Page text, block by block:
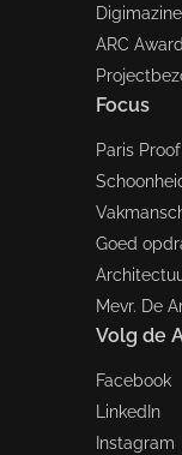
Digimazine
ARC
Focus
Paris Proof
Goed
Mevr. De
Volg de
Facebook
LinkedIn
Instagram